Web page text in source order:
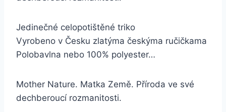
Jedinečné celopotištěné triko
Vyrobeno v Česku zlatýma českýma ručičkama
Polobavlna nebo 100% polyester…
Mother Nature. Matka Země. Příroda ve své
dechberoucí rozmanitosti.